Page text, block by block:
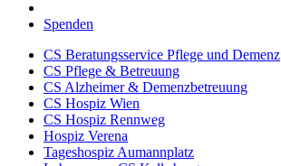
Spenden
CS Beratungsservice Pflege und Demenz
CS Pflege & Betreuung
CS Alzheimer & Demenzbetreuung
CS Hospiz Wien
CS Hospiz Rennweg
Hospiz Verena
Tageshospiz Aumannplatz